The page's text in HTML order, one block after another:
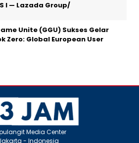
S I — Lazada Group/
Unite (GGU) Sukses Gelar
Zero: Global European User
Media Center
- Indonesia